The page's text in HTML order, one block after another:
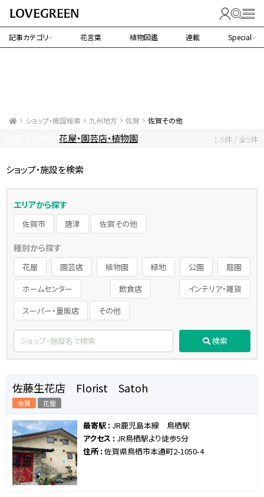
記事カテゴリ 花言葉 植物図鑑 連載 Special
ショップ・施設検索 九州地方 佐賀
佐賀その他
花屋・園芸店・植物園 1-5件 / 全5件
ショップ・施設を検索
エリアから探す
佐賀市 唐津 佐賀その他
種別から探す
花屋 園芸店 植物園 緑地 公園
庭園
ホームセンター
飲食店
インテリア・雑貨
スーパー・量販店
その他
検索
佐藤生花店 Florist Satoh
佐賀 花屋
最寄駅 : JR鹿児島本線 鳥栖駅
アクセス : JR鳥栖駅より徒歩5分
住所 : 佐賀県鳥栖市本通町2-1050-4